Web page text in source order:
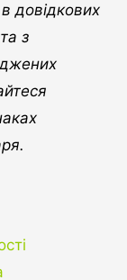
довідкових
з